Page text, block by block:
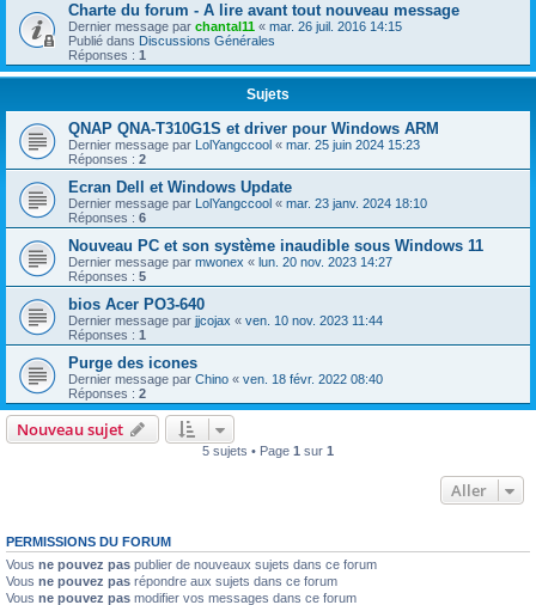
Charte du forum - A lire avant tout nouveau message
Dernier message par chantal11 « mar. 26 juil. 2016 14:15
Publié dans Discussions Générales
Réponses : 1
Sujets
QNAP QNA-T310G1S et driver pour Windows ARM
Dernier message par LolYangccool « mar. 25 juin 2024 15:23
Réponses : 2
Ecran Dell et Windows Update
Dernier message par LolYangccool « mar. 23 janv. 2024 18:10
Réponses : 6
Nouveau PC et son système inaudible sous Windows 11
Dernier message par mwonex « lun. 20 nov. 2023 14:27
Réponses : 5
bios Acer PO3-640
Dernier message par jjcojax « ven. 10 nov. 2023 11:44
Réponses : 1
Purge des icones
Dernier message par Chino « ven. 18 févr. 2022 08:40
Réponses : 2
Nouveau sujet
5 sujets • Page 1 sur 1
Aller
PERMISSIONS DU FORUM
Vous ne pouvez pas publier de nouveaux sujets dans ce forum
Vous ne pouvez pas répondre aux sujets dans ce forum
Vous ne pouvez pas modifier vos messages dans ce forum